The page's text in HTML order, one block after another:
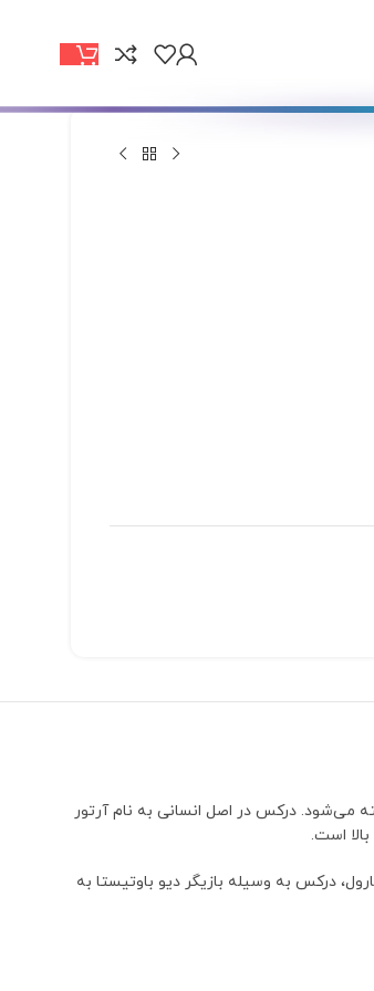
“نگهبانان کهکشان” شناخته می‌شود. درکس در اصل انسانی به نام آرتور
است.
درکس به وسیله بازیگر دیو باوتیستا به